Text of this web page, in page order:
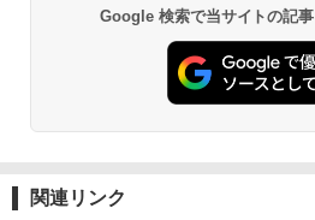
【公式】ブタ
麺 小腹 インス
ーリングスト
パニー
￥1,451
【セット買い
レンジ 25L 一
ットテーブル
Google 検索で当サイトの記
関連リンク